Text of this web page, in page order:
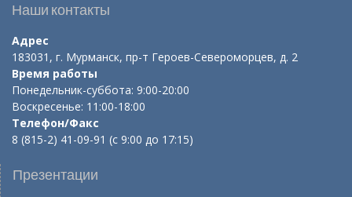
Наши контакты
Адрес
183031, г. Мурманск, пр-т Героев-Североморцев, д. 2
Время работы
Понедельник-суббота: 9:00-20:00
Воскресенье: 11:00-18:00
Телефон/Факс
8 (815-2) 41-09-91 (с 9:00 до 17:15)
Презентации